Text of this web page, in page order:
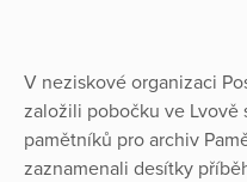
V neziskové organizaci
založili pobočku ve
pamětníků pro archiv
zaznamenali desítky